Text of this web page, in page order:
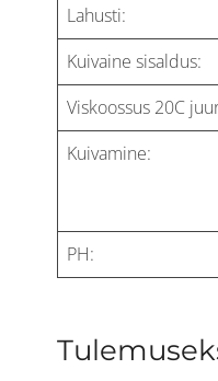
Lahusti:
Kuivaine sisaldus:
Viskoossus 20C
Kuivamine:
PH: